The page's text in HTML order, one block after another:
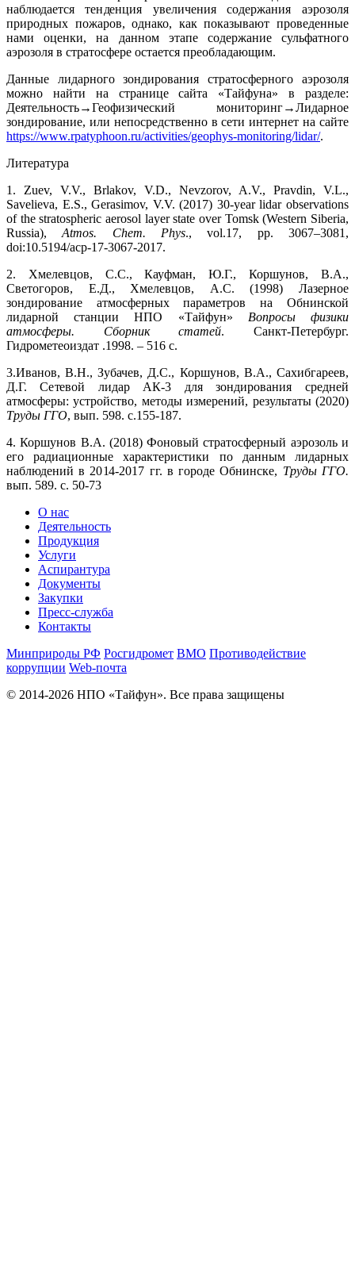
наблюдается тенденция увеличения содержания аэрозоля
природных пожаров, однако, как показывают проведенные
нами оценки, на данном этапе содержание сульфатного
аэрозоля в стратосфере остается преобладающим.
Данные лидарного зондирования стратосферного аэрозоля
можно найти на странице сайта «Тайфуна» в разделе:
Деятельность→Геофизический мониторинг→Лидарное
зондирование, или непосредственно в сети интернет на сайте
https://www.rpatyphoon.ru/activities/geophys-monitoring/lidar/.
Литература
1. Zuev, V.V., Brlakov, V.D., Nevzorov, A.V., Pravdin, V.L.,
Savelieva, E.S., Gerasimov, V.V. (2017) 30-year lidar observations
of the stratospheric aerosol layer state over Tomsk (Western Siberia,
Russia),Atmos. Chem. Phys., vol.17, pp. 3067–3081,
doi:10.5194/acp-17-3067-2017.
2. Хмелевцов, С.С., Кауфман, Ю.Г., Коршунов, В.А.,
Светогоров, Е.Д., Хмелевцов, А.С. (1998) Лазерное
зондирование атмосферных параметров на Обнинской
лидарной станции НПО «Тайфун» Вопросы физики
атмосферы. Сборник статей. Санкт-Петербург.
Гидрометеоиздат .1998. – 516 с.
3.Иванов, В.Н., Зубачев, Д.С., Коршунов, В.А., Сахибгареев,
Д.Г. Сетевой лидар АК-3 для зондирования средней
атмосферы: устройство, методы измерений, результаты (2020)
Труды ГГО, вып. 598. с.155-187.
4. Коршунов В.А. (2018) Фоновый стратосферный аэрозоль и
его радиационные характеристики по данным лидарных
наблюдений в 2014-2017 гг. в городе Обнинске, Труды ГГО.
вып. 589. с. 50-73
О нас
Деятельность
Продукция
Услуги
Аспирантура
Документы
Закупки
Пресс-служба
Контакты
Минприроды РФ Росгидромет ВМО Противодействие
коррупции Web-почта
© 2014-2026 НПО «Тайфун». Все права защищены